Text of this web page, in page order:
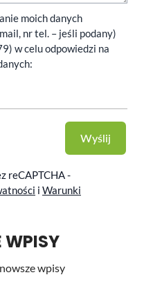
moich danych
nr tel. – jeśli podany)
w celu odpowiedzi na
Wyślij
reCAPTCHA -
i Warunki
WPISY
wpisy